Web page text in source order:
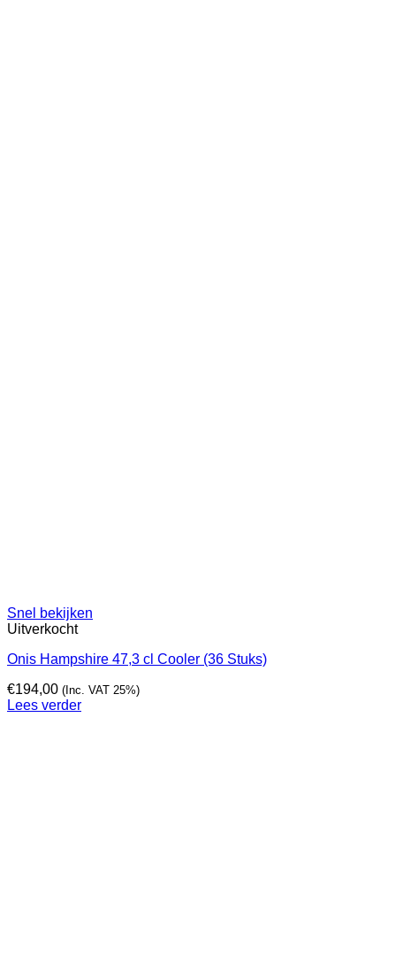
Snel bekijken
Uitverkocht
Onis Hampshire 47,3 cl Cooler (36 Stuks)
€194,00 (Inc. VAT 25%)
Lees verder